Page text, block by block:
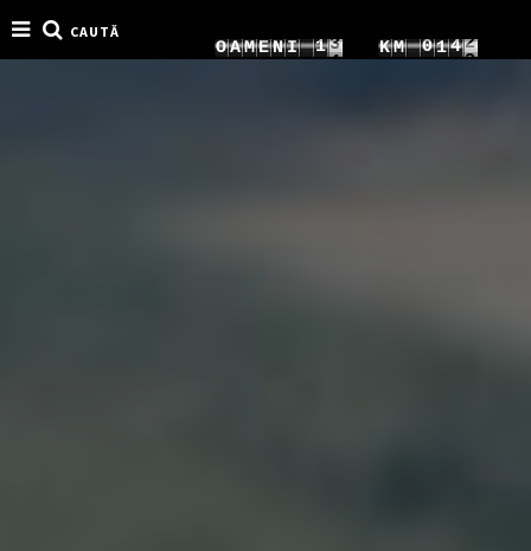
CAUTĂ
OAMENI
2
18
9
KM
0
12
1
0
94
3